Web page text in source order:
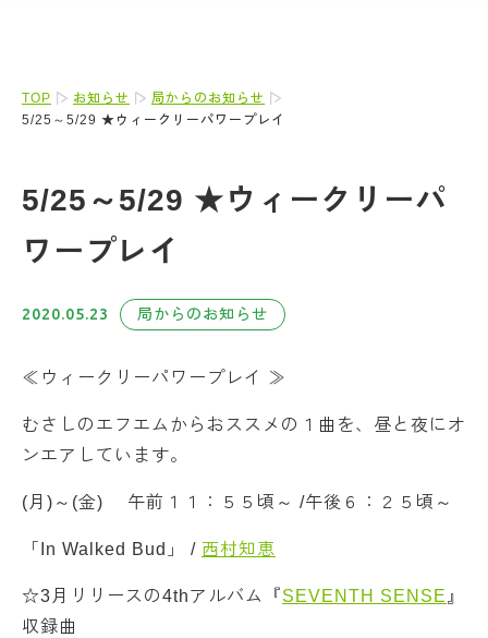
TOP お知らせ
局からのお知らせ
5/25～5/29 ★ウィークリーパワープレイ
5/25～5/29 ★ウィークリーパ
ワープレイ
2020.05.23 局からのお知らせ
≪ウィークリーパワープレイ ≫
むさしのエフエムからおススメの１曲を、昼と夜にオ
ンエアしています。
(月)～(金) 午前１１：５５頃～ /午後６：２５頃～
「In Walked Bud」 / 西村知恵
☆3月リリースの4thアルバム『SEVENTH SENSE 』
収録曲